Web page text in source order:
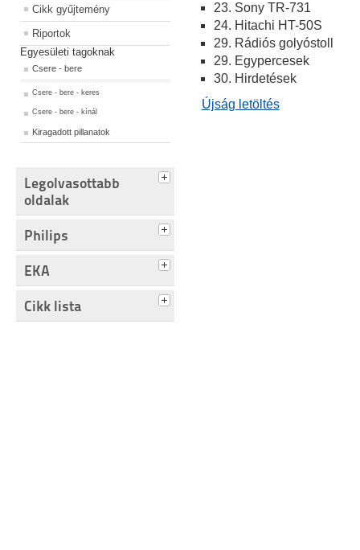
Cikk gyűjtemény
Riportok
Egyesületi tagoknak
Csere - bere
Csere - bere - keres
Csere - bere - kínál
Kiragadott pillanatok
Legolvasottabb
oldalak
Philips
EKA
Cikk lista
23. Sony TR-731
24. Hitachi HT-50S
29. Rádiós golyóstoll
29. Egypercesek
30. Hirdetések
Újság letöltés